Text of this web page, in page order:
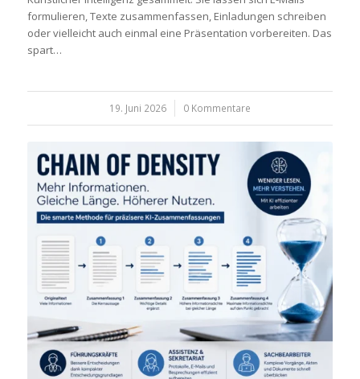
formulieren, Texte zusammenfassen, Einladungen schreiben
oder vielleicht auch einmal eine Präsentation vorbereiten. Das
spart…
19. Juni 2026 0 Kommentare